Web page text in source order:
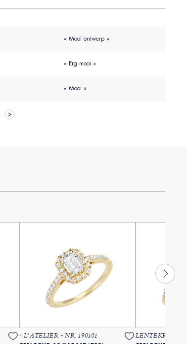
« Mooi ontwerp »
« Erg mooi »
« Mooi »
« L'ATELIER » NR. 190101